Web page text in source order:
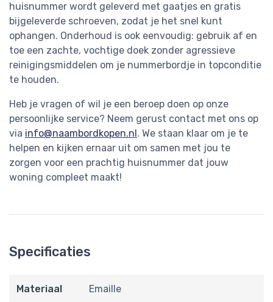
huisnummer wordt geleverd met gaatjes en gratis
bijgeleverde schroeven, zodat je het snel kunt
ophangen. Onderhoud is ook eenvoudig: gebruik af en
toe een zachte, vochtige doek zonder agressieve
reinigingsmiddelen om je nummerbordje in topconditie
te houden.
Heb je vragen of wil je een beroep doen op onze
persoonlijke service? Neem gerust contact met ons op
via info@naambordkopen.nl . We staan klaar om je te
helpen en kijken ernaar uit om samen met jou te
zorgen voor een prachtig huisnummer dat jouw
woning compleet maakt!
Specificaties
Materiaal Emaille